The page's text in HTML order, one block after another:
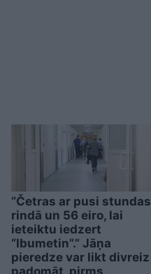
“Četras ar pusi stundas
rindā un 56 eiro, lai
ieteiktu iedzert
“Ibumetin”.” Jāņa
pieredze var likt divreiz
padomāt, pirms